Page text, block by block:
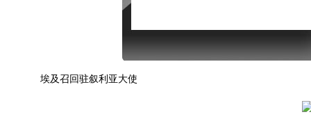
埃及召回驻叙利亚大使